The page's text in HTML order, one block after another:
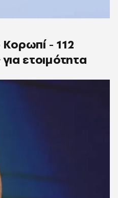
- 112
ετοιμότητα